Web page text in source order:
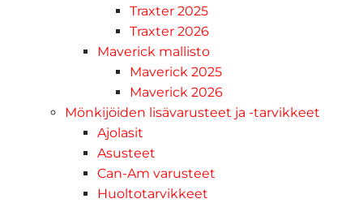
Traxter 2025
Traxter 2026
Maverick mallisto
Maverick 2025
Maverick 2026
Mönkijöiden lisävarusteet ja -tarvikkeet
Ajolasit
Asusteet
Can-Am varusteet
Huoltotarvikkeet